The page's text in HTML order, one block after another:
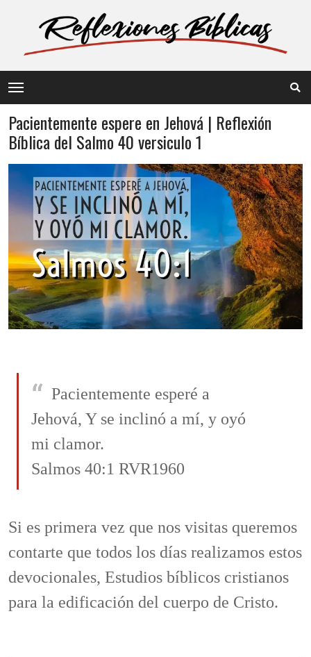
Pacientemente espere en Jehová | Reflexión
Bíblica del Salmo 40 versiculo 1
Pacientemente esperé a
Jehová, Y se inclinó a mí, y oyó
mi clamor.
Salmos 40:1 RVR1960
Si es primera vez que nos visitas queremos
contarte que todos los días realizamos estos
devocionales, Estudios bíblicos cristianos
para la edificación del cuerpo de Cristo.